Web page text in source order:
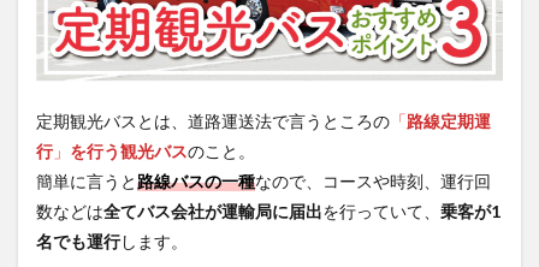
定期観光バスとは、道路運送法で言うところの 「路線定期運
行」 を行う観光バスのこと。
簡単に言うと路線バスの一種なので、コースや時刻、運行回
数などは全てバス会社が運輸局に届出を行っていて、 乗客が1
名でも運行します。